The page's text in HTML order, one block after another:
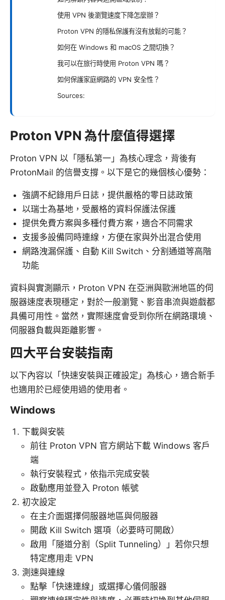
使用 VPN 後瀏覽速度下降怎麼辦？
Proton VPN 的隱私保護有沒有放鬆的可能？
如何在 Windows 和 macOS 之間切換？
我可以在旅行時使用 Proton VPN 嗎？
如何保護家庭網路的 VPN 安全性？
Sources:
Proton VPN 為什麼值得選擇
Proton VPN 以「隱私第一」為核心理念，背後有
ProtonMail 的信譽支撐。以下是它的幾個核心優勢：
強調不紀錄用戶日誌，提供嚴格的零日誌政策
以瑞士為基地，受嚴格的資料保護法保護
提供免費方案與多種付費方案，適合不同需求
支援多設備同時連線，方便在家與外出混合使用
網路洩漏保護、自動 Kill Switch、分割通道等高階
功能
資料與實測顯示，Proton VPN 在亞洲與歐洲地區的伺
服器速度表現穩定，對於一般瀏覽、影音串流與遊戲都
具備可用性。當然，實際速度會受到你所在網路環境、
伺服器負載與距離影響。
四大平台安裝指南
以下內容以「快速安裝與正確設定」為核心，適合新手
也適用於已經使用過的使用者。
Windows
下載與安裝
前往 Proton VPN 官方網站下載 Windows 客戶
端
執行安裝程式，依指示完成安裝
啟動應用並登入 Proton 帳號
初次設定
在主介面選擇伺服器地區與伺服器
開啟 Kill Switch 選項（必要時可開啟）
啟用「隧道分割（Split Tunneling）」若你只想
特定應用走 VPN
測速與連線
點擊「快速連線」或選擇心儀伺服器